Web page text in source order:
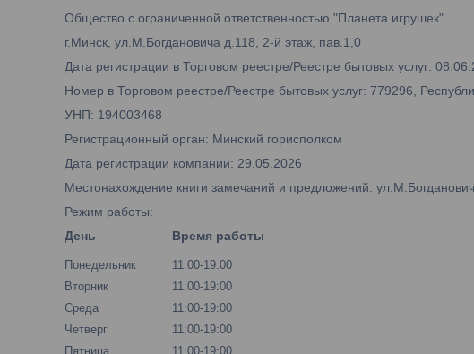
Общество с ограниченной ответственностью "Планета игрушек"
г.Минск, ул.М.Богдановича д.118, 2-й этаж, пав.1,0
Дата регистрации в Торговом реестре/Реестре бытовых услуг:
Номер в Торговом реестре/Реестре бытовых услуг: 779296,
УНП: 194003468
Регистрационный орган: Минский горисполком
Дата регистрации компании: 29.05.2026
Местонахождение книги замечаний и предложений:
Режим работы:
День
Время работы
Понедельник
11:00-19:00
Вторник
11:00-19:00
Среда
11:00-19:00
Четверг
11:00-19:00
Пятница
11:00-19:00